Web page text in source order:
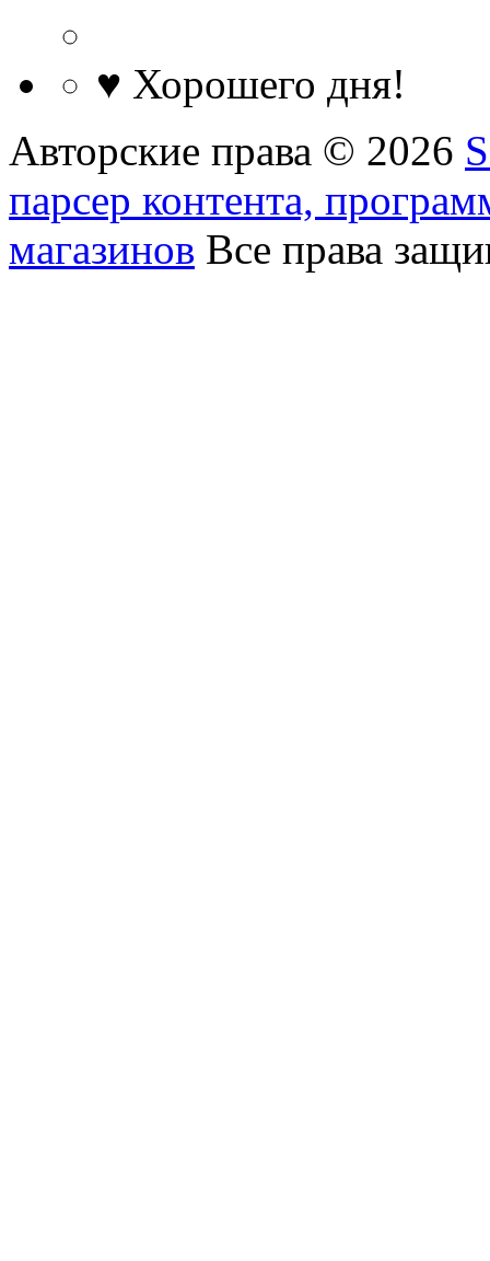
♥ Хорошего дня!
Авторские права © 2026
парсер контента,
магазинов Все права